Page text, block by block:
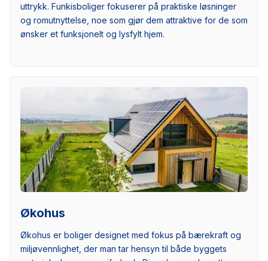
uttrykk. Funkisboliger fokuserer på praktiske løsninger
og romutnyttelse, noe som gjør dem attraktive for de som
ønsker et funksjonelt og lysfylt hjem.
Økohus
Økohus er boliger designet med fokus på bærekraft og
miljøvennlighet, der man tar hensyn til både byggets